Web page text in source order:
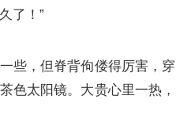
了！”
些，但脊背佝偻得厉害，穿
色太阳镜。大贵心里一热，